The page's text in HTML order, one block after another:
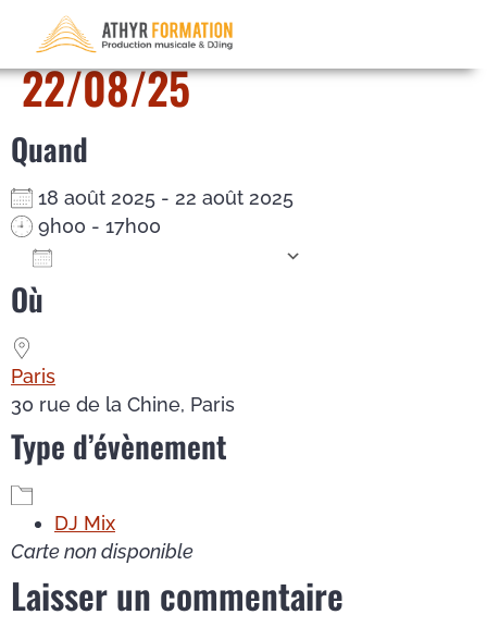
DJ Mix – du 18/08/25 au
22/08/25
Quand
18 août 2025 - 22 août 2025
9h00 - 17h00
Où
Paris
30 rue de la Chine, Paris
Type d’évènement
DJ Mix
Carte non disponible
Laisser un commentaire